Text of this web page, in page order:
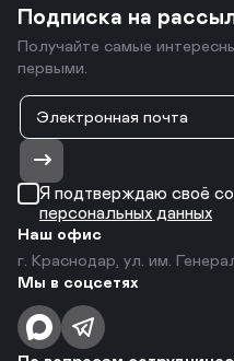
Подписка на
Получайте самые
первыми.
Я подтверждаю своё
персональных данных
Наш офис
г. Краснодар, ул. им.
Мы в соцсетях